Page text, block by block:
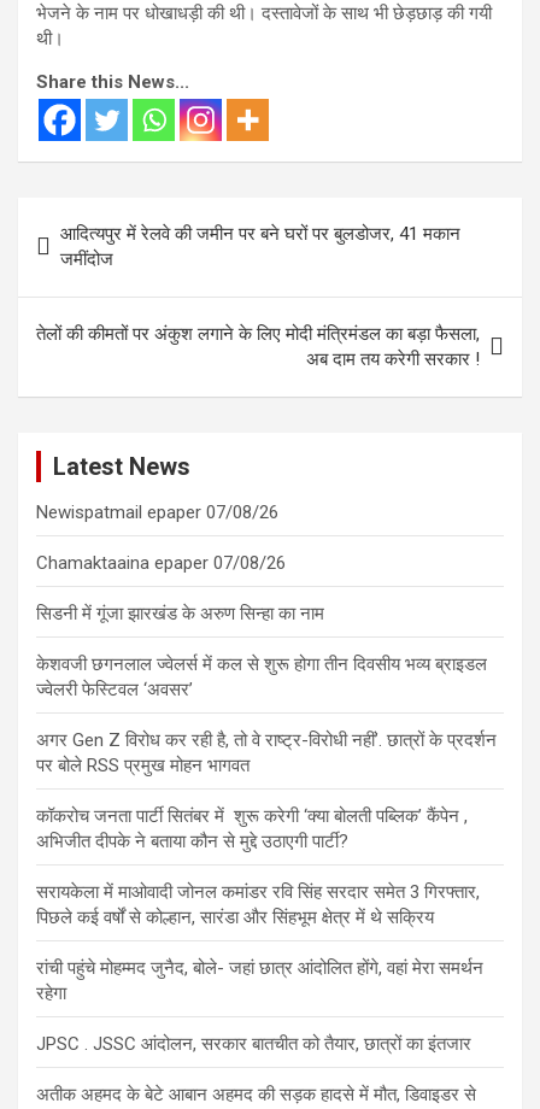
भेजने के नाम पर धोखाधड़ी की थी। दस्तावेजों के साथ भी छेड़छाड़ की गयी
थी।
Share this News...
navigation
आदित्यपुर में रेलवे की जमीन पर बने घरों पर बुलडोजर, 41 मकान
जमींदोज
तेलों की कीमतों पर अंकुश लगाने के लिए मोदी मंत्रिमंडल का बड़ा फैसला,
अब दाम तय करेगी सरकार !
Latest News
Newispatmail epaper 07/08/26
Chamaktaaina epaper 07/08/26
सिडनी में गूंजा झारखंड के अरुण सिन्हा का नाम
केशवजी छगनलाल ज्वेलर्स में कल से शुरू होगा तीन दिवसीय भव्य ब्राइडल
ज्वेलरी फेस्टिवल ‘अवसर’
अगर Gen Z विरोध कर रही है, तो वे राष्ट्र-विरोधी नहीं’. छात्रों के प्रदर्शन
पर बोले RSS प्रमुख मोहन भागवत
कॉकरोच जनता पार्टी सितंबर में शुरू करेगी ‘क्या बोलती पब्लिक’ कैंपेन ,
अभिजीत दीपके ने बताया कौन से मुद्दे उठाएगी पार्टी?
सरायकेला में माओवादी जोनल कमांडर रवि सिंह सरदार समेत 3 गिरफ्तार,
पिछले कई वर्षों से कोल्हान, सारंडा और सिंहभूम क्षेत्र में थे सक्रिय
रांची पहुंचे मोहम्मद जुनैद, बोले- जहां छात्र आंदोलित होंगे, वहां मेरा समर्थन
रहेगा
JPSC . JSSC आंदोलन, सरकार बातचीत को तैयार, छात्रों का इंतजार
अतीक अहमद के बेटे आबान अहमद की सड़क हादसे में मौत, डिवाइडर से